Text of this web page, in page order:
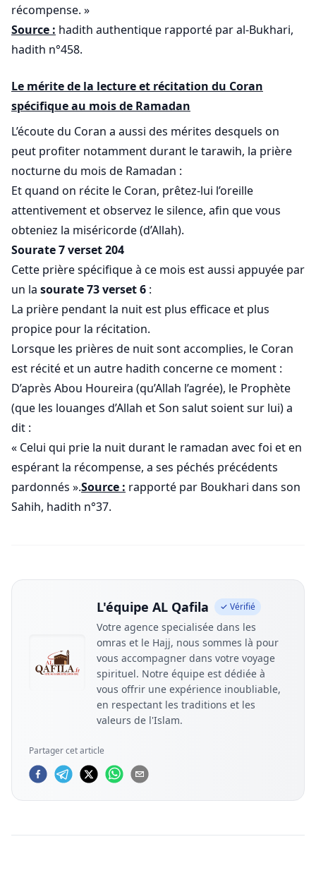
récompense. »
Source : hadith authentique rapporté par al-Bukhari,
hadith n°458.
Le mérite de la lecture et récitation du Coran
spécifique au mois de Ramadan
L’écoute du Coran a aussi des mérites desquels on
peut profiter notamment durant le tarawih, la prière
nocturne du mois de Ramadan :
Et quand on récite le Coran, prêtez-lui l’oreille
attentivement et observez le silence, afin que vous
obteniez la miséricorde (d’Allah).
Sourate 7 verset 204
Cette prière spécifique à ce mois est aussi appuyée par
un la sourate 73 verset 6 :
La prière pendant la nuit est plus efficace et plus
propice pour la récitation.
Lorsque les prières de nuit sont accomplies, le Coran
est récité et un autre hadith concerne ce moment :
D’après Abou Houreira (qu’Allah l’agrée), le Prophète
(que les louanges d’Allah et Son salut soient sur lui) a
dit :
« Celui qui prie la nuit durant le ramadan avec foi et en
espérant la récompense, a ses péchés précédents
pardonnés ».Source : rapporté par Boukhari dans son
Sahih, hadith n°37.
L'équipe AL Qafila ✓ Vérifié
Votre agence specialisée dans les
omras et le Hajj, nous sommes là pour
vous accompagner dans votre voyage
spirituel. Notre équipe est dédiée à
vous offrir une expérience inoubliable,
en respectant les traditions et les
valeurs de l'Islam.
Partager cet article